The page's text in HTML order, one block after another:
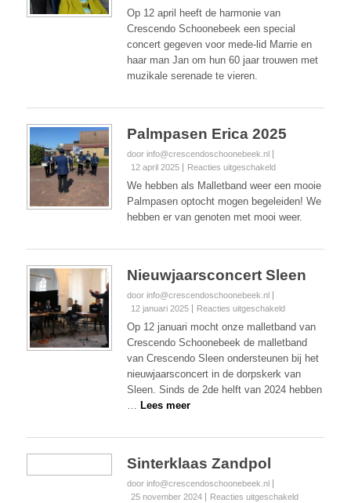
en
Jan
Weggemans
Op 12 april heeft de harmonie van
Crescendo Schoonebeek een special
concert gegeven voor mede-lid Marrie en
haar man Jan om hun 60 jaar trouwen met
muzikale serenade te vieren.
Palmpasen Erica 2025
door info@crescendoschoonebeek.nl
12 april 2025
Reacties uitgeschakeldvoor
Palmpasen
2025
We hebben als Malletband weer een mooie
Palmpasen optocht mogen begeleiden! We
hebben er van genoten met mooi weer.
Nieuwjaarsconcert Sleen
door info@crescendoschoonebeek.nl
12 januari 2025
Reacties uitgeschakeldvoor
Op 12 januari mocht onze malletband van
Crescendo Schoonebeek de malletband
van Crescendo Sleen ondersteunen bij het
nieuwjaarsconcert in de dorpskerk van
Sleen. Sinds de 2de helft van 2024 hebben
… Lees meer
Sinterklaas Zandpol
door info@crescendoschoonebeek.nl
25 november 2024
Reacties uitgeschakeldvoor